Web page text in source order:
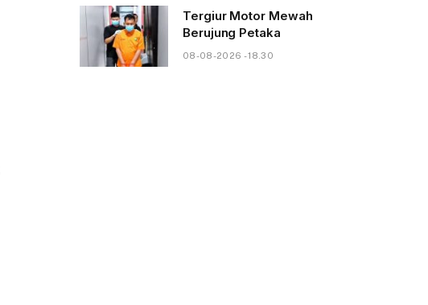
Tergiur Motor Mewah
Berujung Petaka
08-08-2026 - 18.30